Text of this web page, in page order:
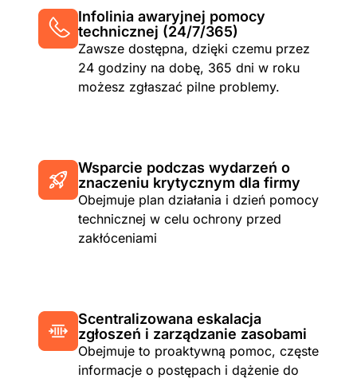
Infolinia awaryjnej pomocy
technicznej (24/7/365)
Zawsze dostępna, dzięki czemu przez
24 godziny na dobę, 365 dni w roku
możesz zgłaszać pilne problemy.
Wsparcie podczas wydarzeń o
znaczeniu krytycznym dla firmy
Obejmuje plan działania i dzień pomocy
technicznej w celu ochrony przed
zakłóceniami
Scentralizowana eskalacja
zgłoszeń i zarządzanie zasobami
Obejmuje to proaktywną pomoc, częste
informacje o postępach i dążenie do